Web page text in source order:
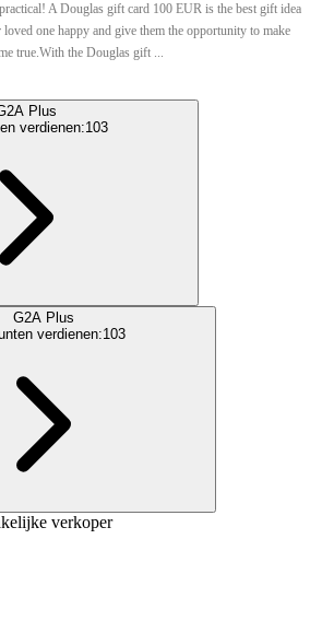
A Douglas gift card 100 EUR is the best gift idea
one happy and give them the opportunity to make
true.With the Douglas gift ...
Plus
verdienen:103
G2A Plus
verdienen:103
verkoper